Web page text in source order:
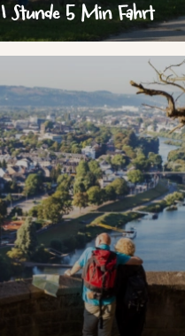
1 Stunde 5 Min Fahrt